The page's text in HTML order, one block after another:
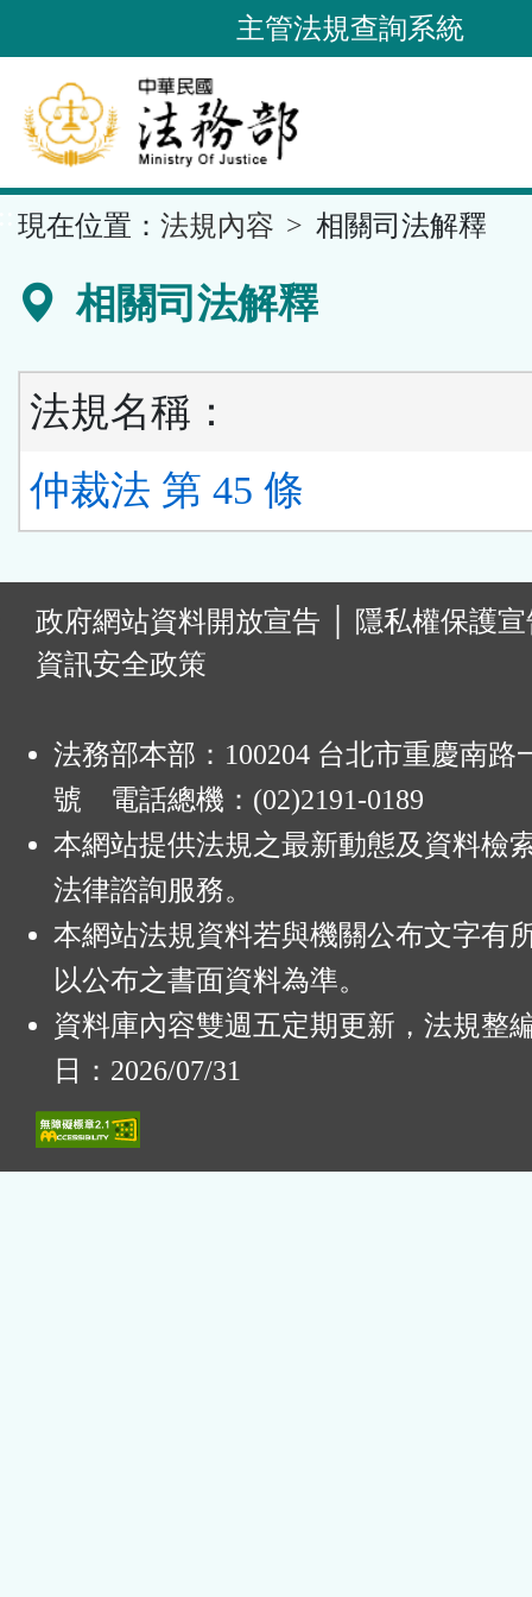
到
要
內
容
區
主管法規查詢系統
現在位置： 法規內容 相關司法解釋
相關司法解釋
法規名稱：
仲裁法 第 45 條
政府網站資料開放宣告
隱私權保護
資訊安全政策
法務部本部：100204 台北市重慶南路
號 電話總機：(02)2191-0189
本網站提供法規之最新動態及資料檢
法律諮詢服務。
本網站法規資料若與機關公布文字有
以公布之書面資料為準。
資料庫內容雙週五定期更新，法規整
日：2026/07/31